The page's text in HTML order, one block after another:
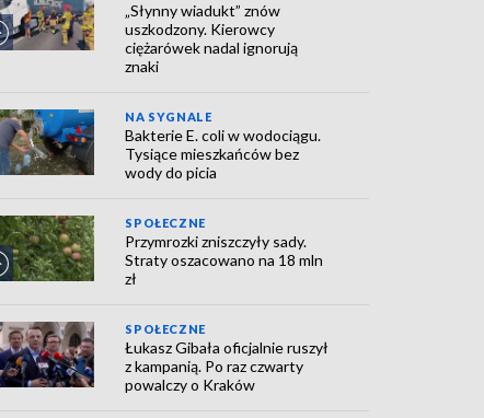
„Słynny wiadukt” znów
uszkodzony. Kierowcy
ciężarówek nadal ignorują
znaki
NA SYGNALE
Bakterie E. coli w wodociągu.
Tysiące mieszkańców bez
wody do picia
SPOŁECZNE
Przymrozki zniszczyły sady.
Straty oszacowano na 18 mln
zł
SPOŁECZNE
Łukasz Gibała oficjalnie ruszył
z kampanią. Po raz czwarty
powalczy o Kraków